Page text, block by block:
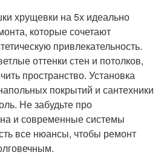
хрущевки на 5х идеально
которые сочетают
привлекательность.
оттенки стен и потолков,
пространство. Установка
покрытий и сантехники
Не забудьте про
и современные системы
все нюансы, чтобы ремонт